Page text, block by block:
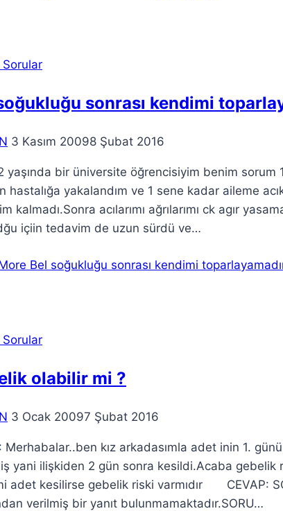
sonrası kendimi
3 Kasım 20098 Şubat 2016
yaşında bir üniversite öğrencisiyim benim
hastalığa yakalandım ve 1 sene kadar aileme
kalmadı.Sonra acılarımı ağrılarımı ck agır
içiin tedavim de uzun sürdü ve…
Bel soğukluğu sonrası kendimi
olabilir mi ?
3 Ocak 20097 Şubat 2016
Merhabalar..ben kız arkadasımla adet inin 1.
yani ilişkiden 2 gün sonra kesildi.Acaba gebelik
adet kesilirse gebelik riski varmıdır CEVAP:
verilmiş bir yanıt bulunmamaktadır.SORU…